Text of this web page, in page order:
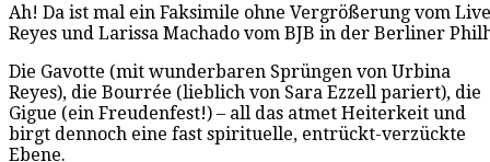
Ah! Da ist mal ein Faksimile ohne Vergrößerung vom
Reyes und Larissa Machado vom BJB in der Berliner
Die Gavotte (mit wunderbaren Sprüngen von Urbina
Reyes), die Bourrée (lieblich von Sara Ezzell pariert), die
Gigue (ein Freudenfest!) – all das atmet Heiterkeit und
birgt dennoch eine fast spirituelle, entrückt-verzückte
Ebene.